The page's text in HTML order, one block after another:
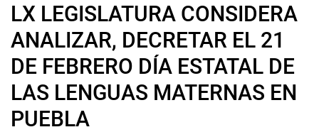
LX LEGISLATURA CONSIDERA
ANALIZAR, DECRETAR EL 21
DE FEBRERO DÍA ESTATAL DE
LAS LENGUAS MATERNAS EN
PUEBLA